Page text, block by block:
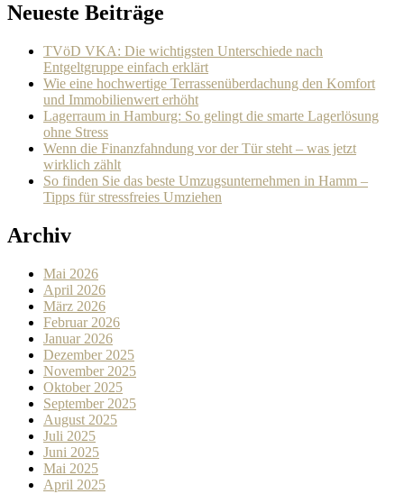
Neueste Beiträge
TVöD VKA: Die wichtigsten Unterschiede nach
Entgeltgruppe einfach erklärt
Wie eine hochwertige Terrassenüberdachung den Komfort
und Immobilienwert erhöht
Lagerraum in Hamburg: So gelingt die smarte Lagerlösung
ohne Stress
Wenn die Finanzfahndung vor der Tür steht – was jetzt
wirklich zählt
So finden Sie das beste Umzugsunternehmen in Hamm –
Tipps für stressfreies Umziehen
Archiv
Mai 2026
April 2026
März 2026
Februar 2026
Januar 2026
Dezember 2025
November 2025
Oktober 2025
September 2025
August 2025
Juli 2025
Juni 2025
Mai 2025
April 2025